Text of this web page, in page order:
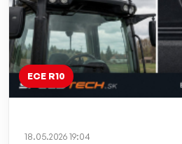
ECE R10
18.05.2026 19:04